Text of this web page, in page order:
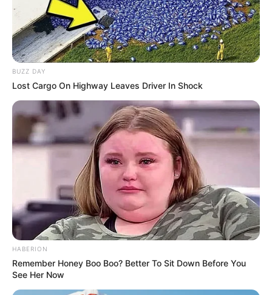
BUZZ DAY
Lost Cargo On Highway Leaves Driver In Shock
HABERION
Remember Honey Boo Boo? Better To Sit Down Before You
See Her Now